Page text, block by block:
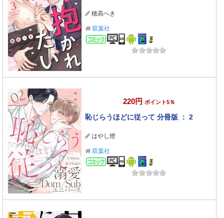
穂高へき
双葉社
コミック
220円 ポイント5％
恥じらうほどに従って 分冊版 ： 2
はやし燈
双葉社
コミック